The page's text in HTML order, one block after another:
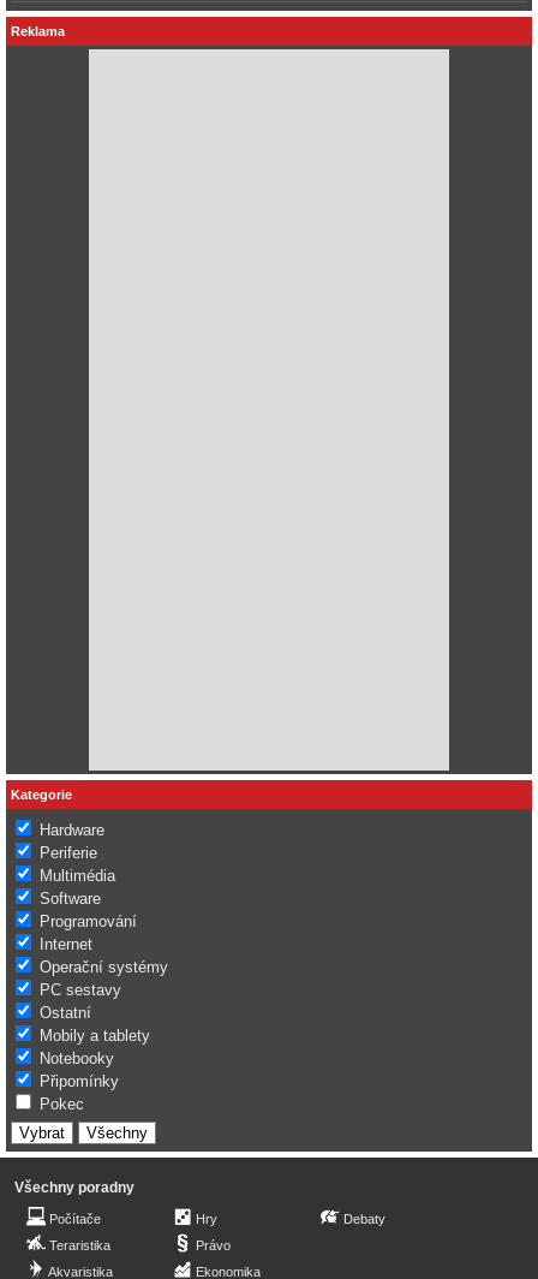
Reklama
Kategorie
Hardware
Periferie
Multimédia
Software
Programování
Internet
Operační systémy
PC sestavy
Ostatní
Mobily a tablety
Notebooky
Připomínky
Pokec
Všechny poradny
Počítače
Teraristika
Akvaristika
Hry
Právo
Ekonomika
Debaty